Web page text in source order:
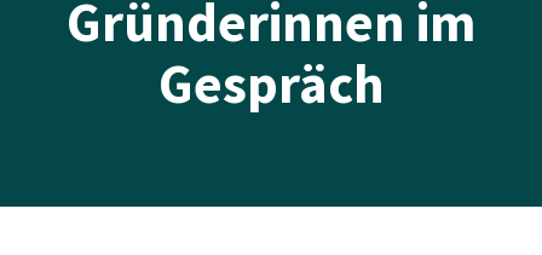
Gründerinnen im
Gespräch